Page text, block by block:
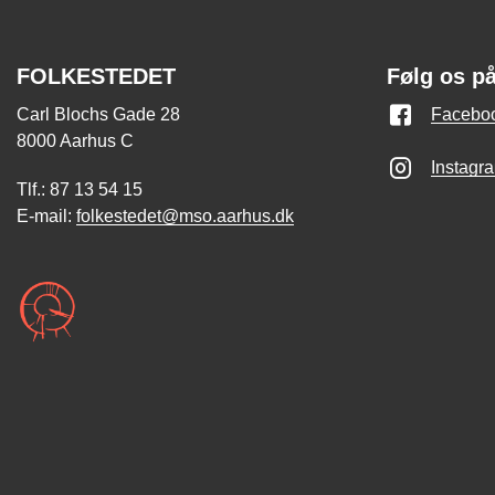
FOLKESTEDET
Carl Blochs Gade 28
8000 Aarhus C
Tlf.: 87 13 54 15
E-mail: folkestedet@mso.aarhus.dk
Følg os